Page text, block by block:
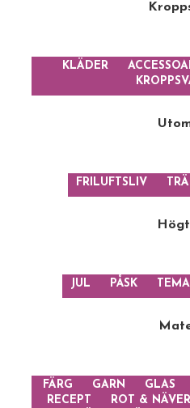
KLÄDER
FRILUFTSLIV
JUL PÅSK
FÄRG GARN GLAS
RECEPT
ROT & NÄVER